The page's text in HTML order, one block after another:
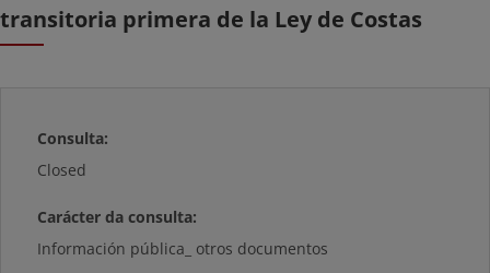
transitoria primera de la Ley de Costas
Consulta:
Closed
Carácter da consulta:
Información pública_ otros documentos